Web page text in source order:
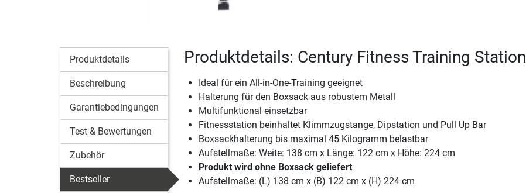
Produktdetails
Beschreibung
Garantiebedingungen
Test & Bewertungen
Zubehör
Bestseller
Produktdetails: Century Fitness Training Station
Ideal für ein All-in-One-Training geeignet
Halterung für den Boxsack aus robustem Metall
Multifunktional einsetzbar
Fitnessstation beinhaltet Klimmzugstange, Dipstation und Pull Up Bar
Boxsackhalterung bis maximal 45 Kilogramm belastbar
Aufstellmaße: Weite: 138 cm x Länge: 122 cm x Höhe: 224 cm
Produkt wird ohne Boxsack geliefert
Aufstellmaße: (L) 138 cm x (B) 122 cm x (H) 224 cm